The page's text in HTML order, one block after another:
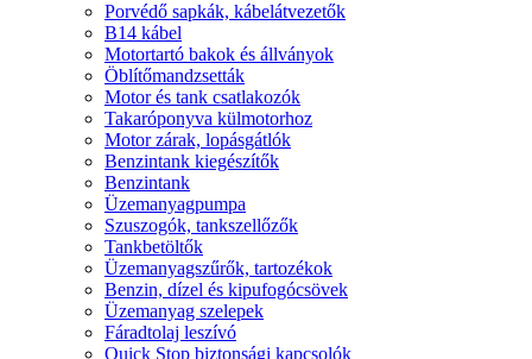
Porvédő sapkák, kábelátvezetők
B14 kábel
Motortartó bakok és állványok
Öblítőmandzsetták
Motor és tank csatlakozók
Takaróponyva külmotorhoz
Motor zárak, lopásgátlók
Benzintank kiegészítők
Benzintank
Üzemanyagpumpa
Szuszogók, tankszellőzők
Tankbetöltők
Üzemanyagszűrők, tartozékok
Benzin, dízel és kipufogócsövek
Üzemanyag szelepek
Fáradtolaj leszívó
Quick Stop biztonsági kapcsolók